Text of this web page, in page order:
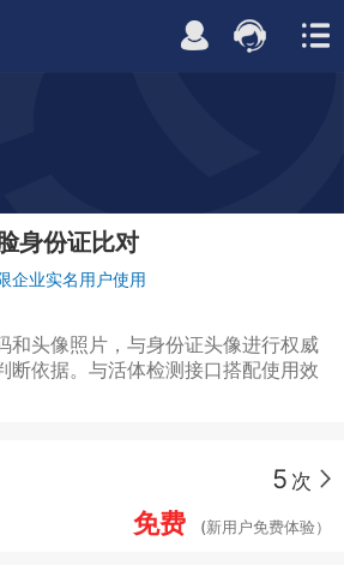
身份证比对
企业实名用户使用
和头像照片，与身份证头像进行权威
断依据。与活体检测接口搭配使用效
5 次
免费 (新用户免费体验）